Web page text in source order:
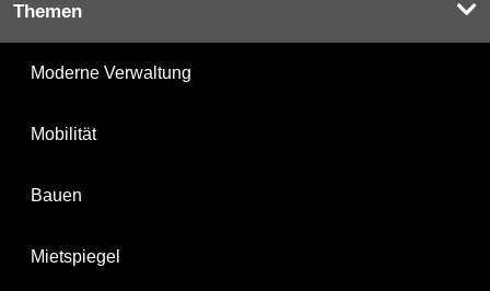
Themen
Moderne Verwaltung
Mobilität
Bauen
Mietspiegel